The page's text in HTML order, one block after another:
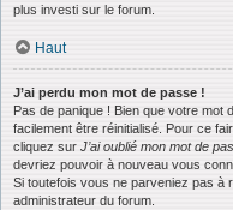
plus investi sur le forum.
Haut
J’ai perdu mon mot de passe !
Pas de panique ! Bien que votre mot
facilement être réinitialisé. Pour ce
cliquez sur J’ai oublié mon mot de
devriez pouvoir à nouveau vous
Si toutefois vous ne parveniez pas à
administrateur du forum.